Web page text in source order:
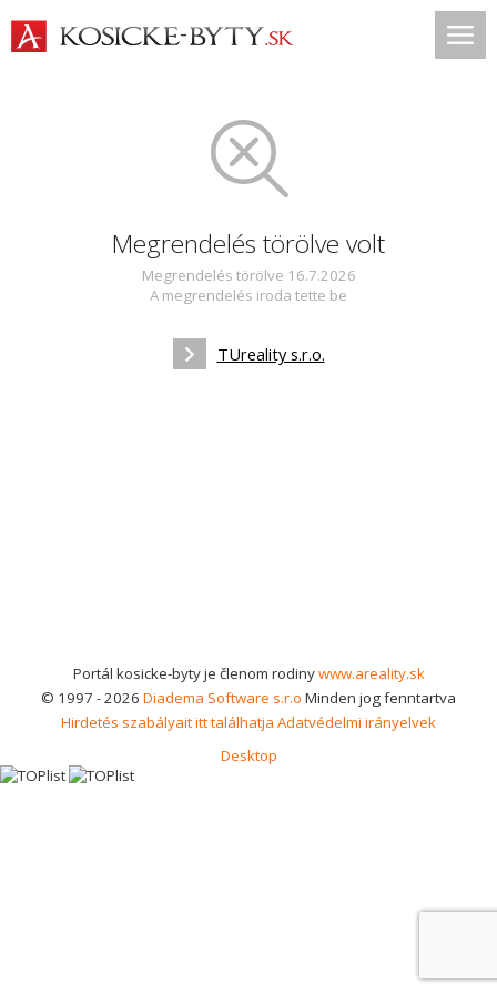
Megrendelés törölve volt
Megrendelés törölve 16.7.2026
A megrendelés iroda tette be
TUreality s.r.o.
Portál kosicke-byty je členom rodinywww.areality.sk
© 1997 - 2026 Diadema Software s.r.o Minden jog fenntartva
Hirdetés szabályait itt találhatja Adatvédelmi irányelvek
Desktop